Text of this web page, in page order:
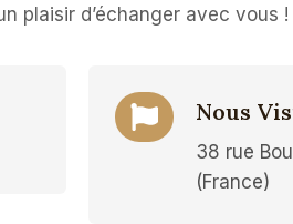
plaisir d’échanger avec vous !
Nous
38 rue
(France)